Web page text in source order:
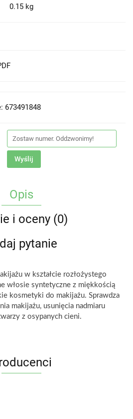
0.15 kg
673491848
Wyślij
Opis
i oceny (0)
pytanie
w kształcie rozłożystego
włosie syntetyczne z miękkością
kosmetyki do makijażu. Sprawdza
makijażu, usunięcia nadmiaru
z osypanych cieni.